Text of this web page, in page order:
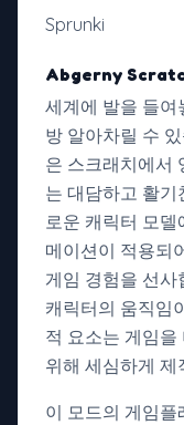
Sprunki
Abgerny
세계에 발을 들여
방 알아차릴 수
은 스크래치에서
는 대담하고 활기
로운 캐릭터 모델
메이션이 적용되
게임 경험을 선
캐릭터의 움직임
적 요소는 게임을
위해 세심하게 제
이 모드의 게임플